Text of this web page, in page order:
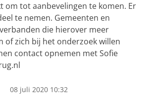
om tot aanbevelingen te komen. Er
te nemen. Gemeenten en
die hierover meer
of zich bij het onderzoek willen
contact opnemen met Sofie
08 juli 2020 10:32